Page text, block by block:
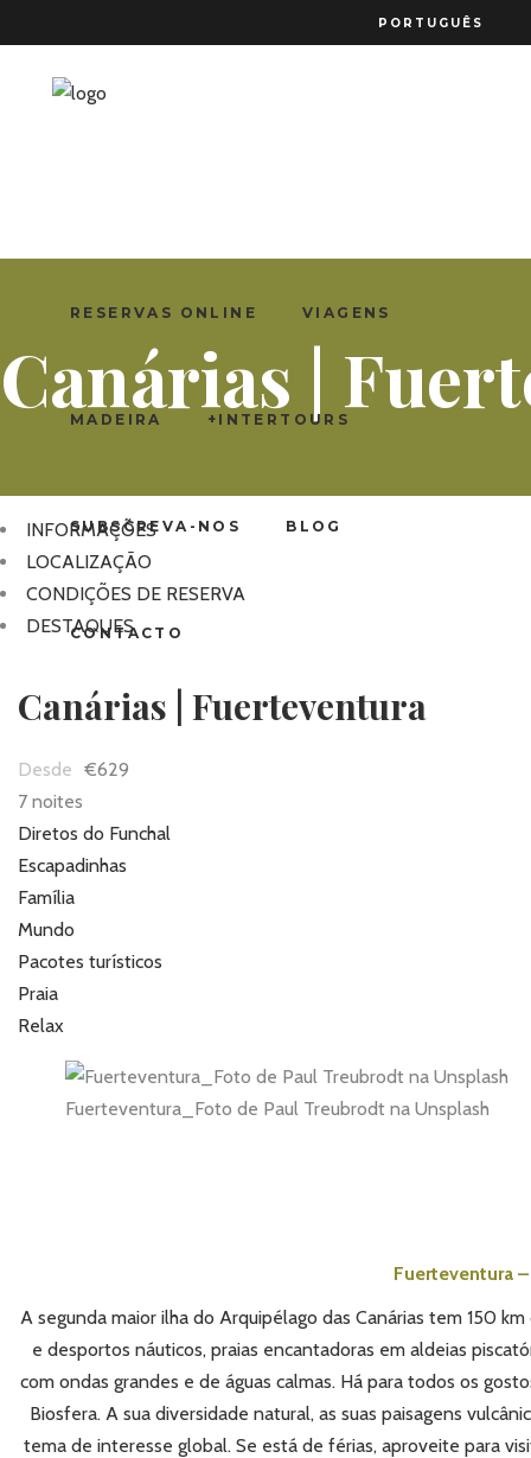
PORTUGUÊS
RESERVAS ONLINE VIAGENS
MADEIRA +INTERTOURS
SUBSCREVA-NOS BLOG
CONTACTO
Canárias |
INFORMAÇÕES
LOCALIZAÇÃO
CONDIÇÕES DE RESERVA
DESTAQUES
Canárias | Fuerteventura
€629
7 noites
Diretos do Funchal
Escapadinhas
Família
Mundo
Pacotes turísticos
Praia
Relax
Fuerteventura_Foto de Paul Treubrodt na Unsplash
Fuerteventura
A segunda maior ilha do Arquipélago das Canárias tem 150
e desportos náuticos, praias encantadoras em aldeias
com ondas grandes e de águas calmas. Há para todos os
Biosfera. A sua diversidade natural, as suas paisagens
tema de interesse global. Se está de férias, aproveite para